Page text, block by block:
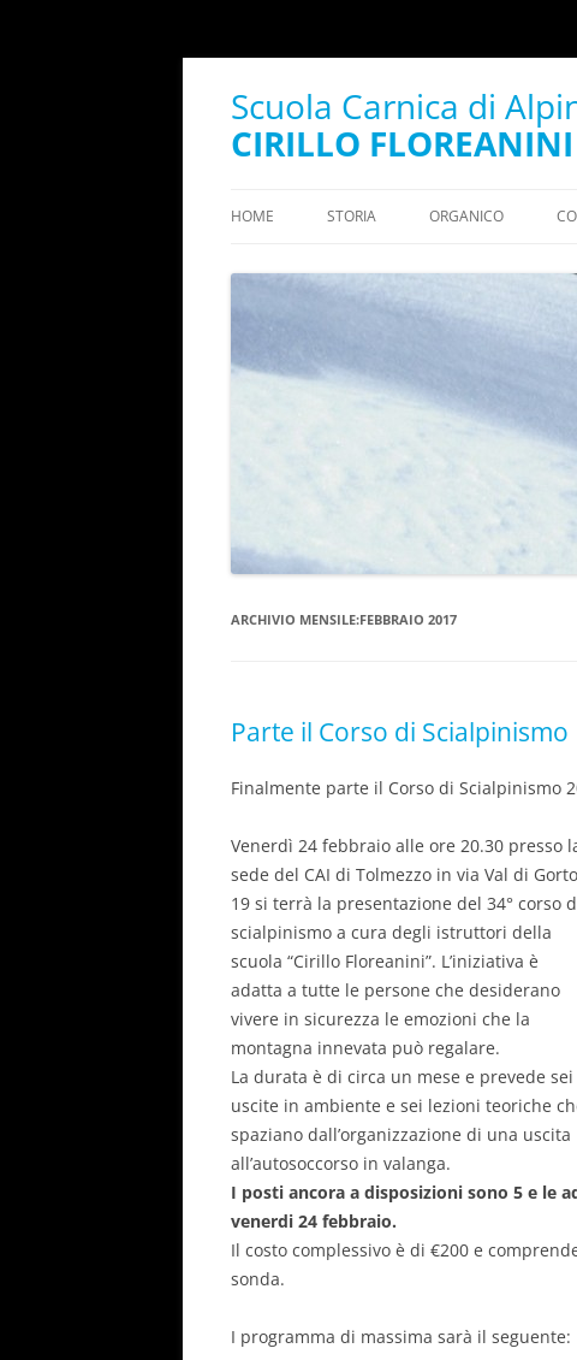
Scuola Carnica di
CIRILLO FLOREANINI
HOME STORIA ORGANICO
ARCHIVIO MENSILE:FEBBRAIO 2017
Parte il Corso di Scialpinismo
Finalmente parte il Corso di Scialpinismo
Venerdì 24 febbraio alle ore 20.30 presso
sede del CAI di Tolmezzo in via Val di Gorto
19 si terrà la presentazione del 34° corso
scialpinismo a cura degli istruttori della
scuola “Cirillo Floreanini”. L’iniziativa è
adatta a tutte le persone che desiderano
vivere in sicurezza le emozioni che la
montagna innevata può regalare.
La durata è di circa un mese e prevede sei
uscite in ambiente e sei lezioni teoriche
spaziano dall’organizzazione di una uscita
all’autosoccorso in valanga.
I posti ancora a disposizioni sono 5 e le
venerdi 24 febbraio.
Il costo complessivo è di €200 e
sonda.
I programma di massima sarà il seguente: